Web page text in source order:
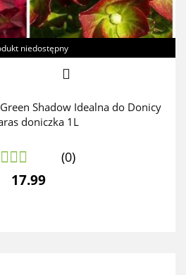
niedostępny
Shadow Idealna do Donicy
doniczka 1L
(0)
17.99